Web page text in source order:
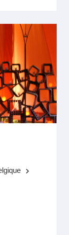
keyboard_arrow_right